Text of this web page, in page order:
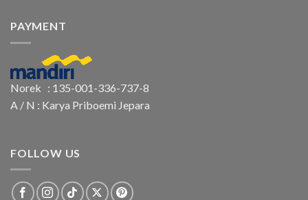
PAYMENT
Norek : 135-001-336-737-8
A / N : Karya Priboemi Jepara
FOLLOW US